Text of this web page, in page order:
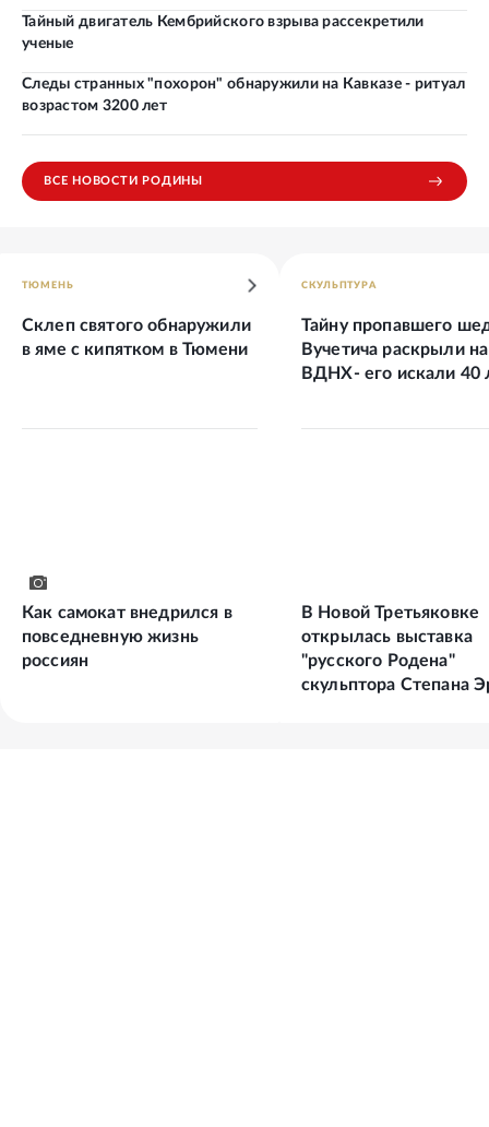
Тайный двигатель Кембрийского взрыва рассекретили
ученые
Следы странных "похорон" обнаружили на Кавказе - ритуал
возрастом 3200 лет
ВСЕ НОВОСТИ РОДИНЫ
ТЮМЕНЬ
Склеп святого обнаружили
в яме с кипятком в Тюмени
Как самокат внедрился в
повседневную жизнь
россиян
СКУЛЬПТУРА
Тайну пропавшего
Вучетича раскрыли на
ВДНХ- его искали 40
В Новой Третьяковке
открылась выставка
"русского Родена"
скульптора Степана